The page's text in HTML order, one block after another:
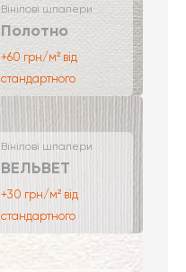
Вінілові шпалери
Полотно
+60 грн/м² від
стандартного
Вінілові шпалери
ВЕЛЬВЕТ
+30 грн/м² від
стандартного